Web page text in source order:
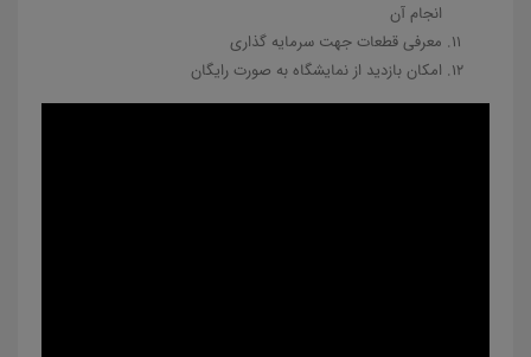
انجام آن
معرفی قطعات جهت سرمایه گذاری
امکان بازدید از نمایشگاه به صورت رایگان